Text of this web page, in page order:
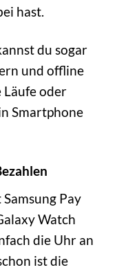
hast.
du sogar
und offline
Läufe oder
Smartphone
Pay
Watch
die Uhr an
ist die